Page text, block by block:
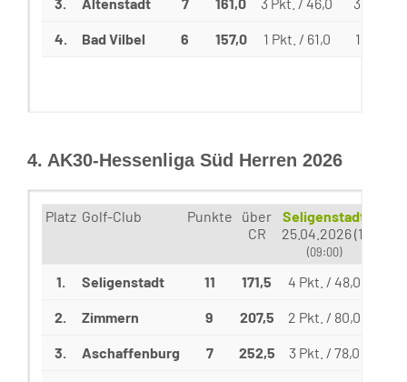
3. Altenstadt 7 161,0 3 Pkt. / 46,0 3 Pkt. /
4. Bad Vilbel 6 157,0 1 Pkt. / 61,0 1 Pkt. /
4. AK30-Hessenliga Süd Herren 2026
Platz Golf-Club Punkte
über
CR
Seligenstadt
25.04.2026 (1)
(09:00)
1. Seligenstadt 11 171,5 4 Pkt. / 48,0
2. Zimmern 9 207,5 2 Pkt. / 80,0
3. Aschaffenburg 7 252,5 3 Pkt. / 78,0